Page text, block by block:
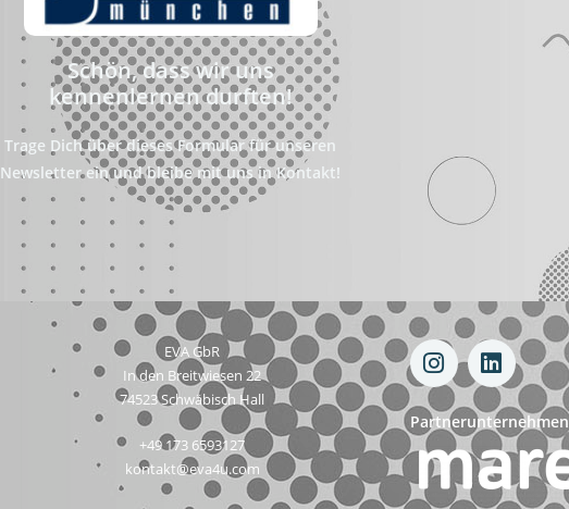
Schön, dass wir uns
kennenlernen durften!
Trage Dich über dieses Formular für unseren
Newsletter ein und bleibe mit uns in Kontakt!
EVA GbR
In den Breitwiesen 22
74523 Schwäbisch Hall
‭+49 173 6593127‬
kontakt@eva4u.com
Partnerunternehmen